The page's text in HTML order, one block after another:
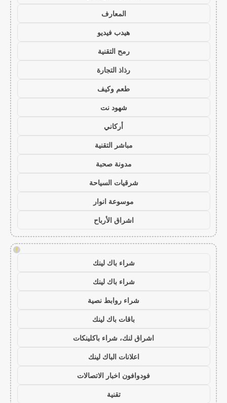
المعارف
هيدب فيديو
رمح التقنية
رذاذ التجارة
طعم وكيف
شهود نت
أركاني
مباشر التقنية
مدونة صحبة
شرقيات السياحة
موسوعة انوار
اشراق الأرباح
!
شراء باك لينك
شراء باك لينك
شراء روابط نصية
باقات باك لينك
اشراق لنك، شراء باكلينكات
اعلانات الباك لينك
فودوافون اخبار الاتصالات
تقنية